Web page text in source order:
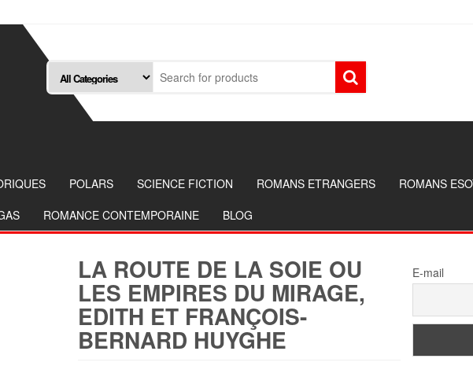
POLARS SCIENCE FICTION ROMANS ETRANGERS
ROMANS
ROMANCE CONTEMPORAINE BLOG
LA ROUTE DE LA SOIE OU
LES EMPIRES DU MIRAGE,
EDITH ET FRANÇOIS-
BERNARD HUYGHE
E-mail